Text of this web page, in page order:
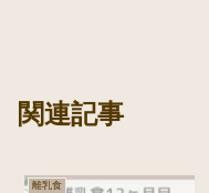
関連記事
離乳食